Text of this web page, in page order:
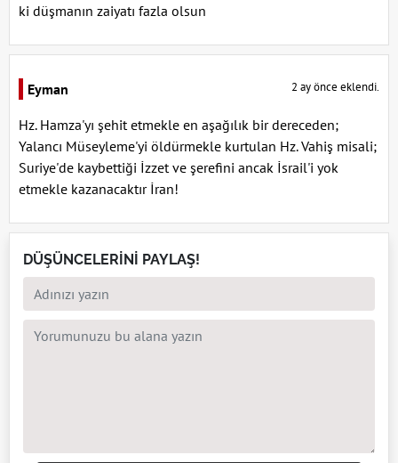
ki düşmanın zaiyatı fazla olsun
Eyman 2 ay önce eklendi.
Hz. Hamza'yı şehit etmekle en aşağılık bir dereceden;
Yalancı Müseyleme'yi öldürmekle kurtulan Hz. Vahiş misali;
Suriye'de kaybettiği İzzet ve şerefini ancak İsrail'i yok
etmekle kazanacaktır İran!
DÜŞÜNCELERİNİ PAYLAŞ!